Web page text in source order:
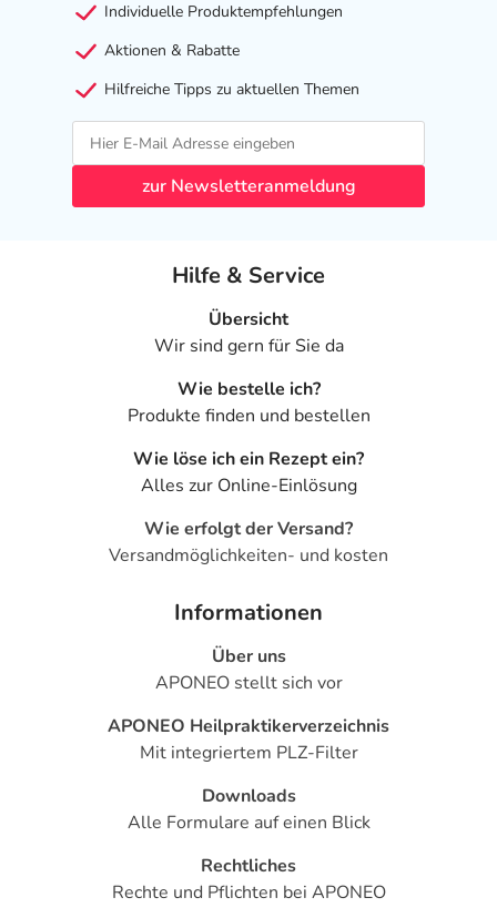
Individuelle Produktempfehlungen
Aktionen & Rabatte
Hilfreiche Tipps zu aktuellen Themen
zur Newsletteranmeldung
Hilfe & Service
Übersicht
Wir sind gern für Sie da
Wie bestelle ich?
Produkte finden und bestellen
Wie löse ich ein Rezept ein?
Alles zur Online-Einlösung
Wie erfolgt der Versand?
Versandmöglichkeiten- und kosten
Informationen
Über uns
APONEO stellt sich vor
APONEO Heilpraktikerverzeichnis
Mit integriertem PLZ-Filter
Downloads
Alle Formulare auf einen Blick
Rechtliches
Rechte und Pflichten bei APONEO